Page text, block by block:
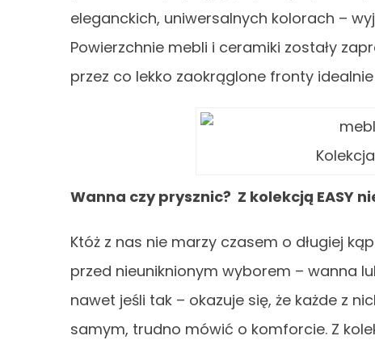
eleganckich, uniwersalnych kolorach –
Powierzchnie mebli i ceramiki zostały
przez co lekko zaokrąglone fronty
Wanna czy prysznic? Z kolekcją EASY
Któż z nas nie marzy czasem o długiej
przed nieuniknionym wyborem – wanna
nawet jeśli tak – okazuje się, że każde z
samym, trudno mówić o komforcie. Z